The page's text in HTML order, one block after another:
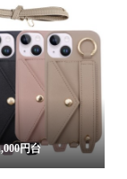
円台